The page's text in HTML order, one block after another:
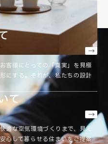
客様にとっての「真実」を見極
にする。それが、私たちの設計
て
適な空気環境づくりまで、見え
心して暮らせる住まいをご提案